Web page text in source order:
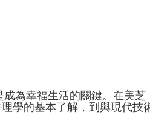
為幸福生活的關鍵。在美芝
學的基本了解，到與現代技